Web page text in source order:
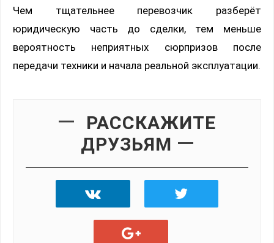
Чем тщательнее перевозчик разберёт
юридическую часть до сделки, тем меньше
вероятность неприятных сюрпризов после
передачи техники и начала реальной эксплуатации.
РАССКАЖИТЕ
ДРУЗЬЯМ